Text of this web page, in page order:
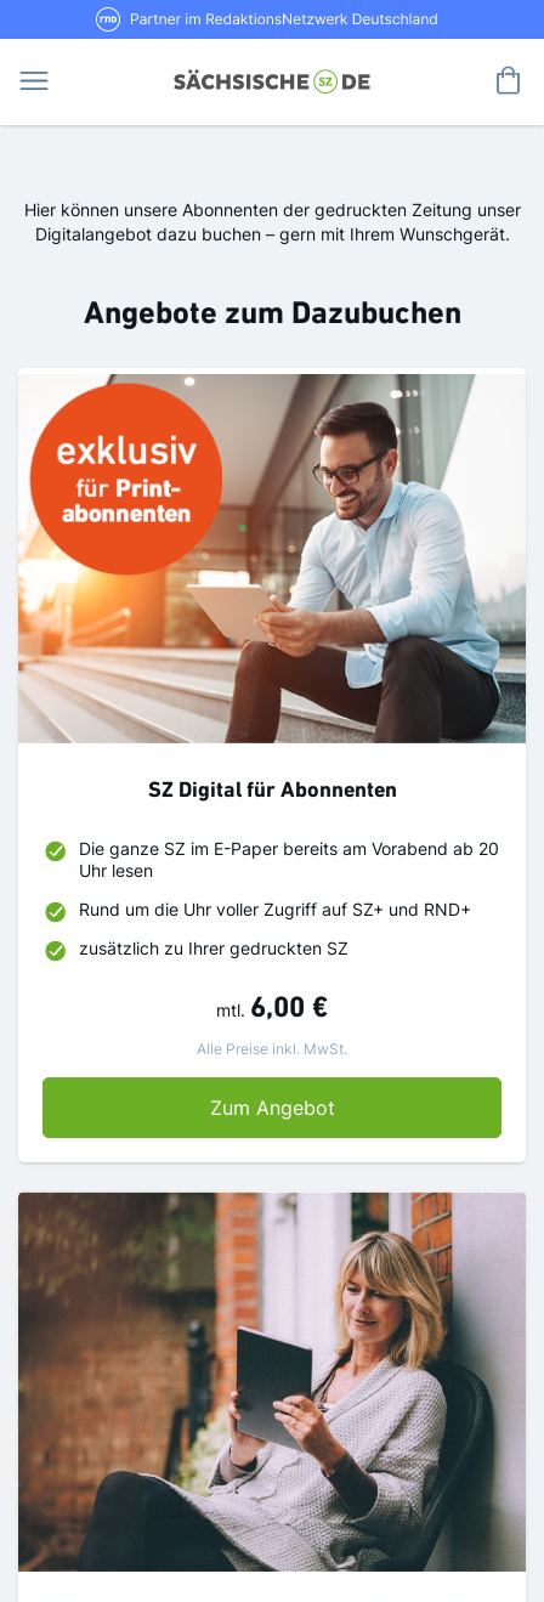
Direkt
zum
RND Partner im RedaktionsNetzwerk
Hier können unsere Abonnenten der gedruckten Zeitung unser
Digitalangebot dazu buchen – gern mit Ihrem Wunschgerät.
Angebote zum Dazubuchen
SZ Digital für Abonnenten
Die ganze SZ im E-Paper bereits am Vorabend ab 20
Uhr lesen
Rund um die Uhr voller Zugriff auf SZ+ und RND+
zusätzlich zu Ihrer gedruckten SZ
mtl. 6,00 €
Alle Preise inkl. MwSt.
Zum AngebotSZ Digital für